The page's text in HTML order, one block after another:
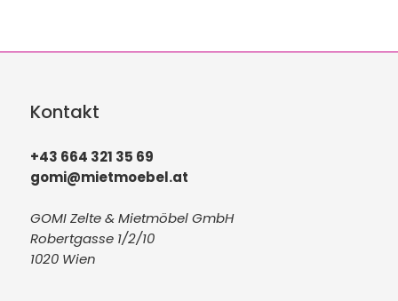
Kontakt
+43 664 321 35 69
gomi@mietmoebel.at
GOMI Zelte & Mietmöbel GmbH
Robertgasse 1/2/10
1020 Wien